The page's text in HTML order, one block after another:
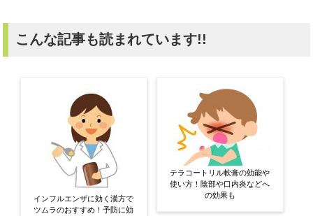
こんな記事も読まれています!!
インフルエンザに効く漢方で
ツムラのおすすめ！予防に効
テラコートリル軟膏の効能や
使い方！陰部や口内炎などへ
の効果も